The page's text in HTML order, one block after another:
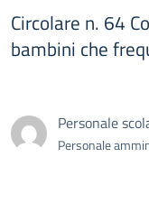
Circolare n. 64
bambini che
Personale
Personale